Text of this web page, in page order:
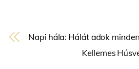
Napi hála: Hálát adok
Kellemes